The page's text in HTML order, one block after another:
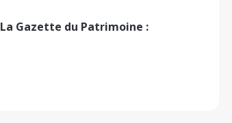
Gazette du Patrimoine :